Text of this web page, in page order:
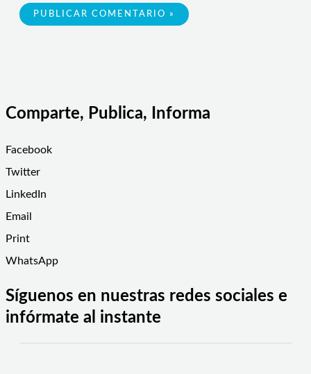
Comparte, Publica, Informa
Facebook
Twitter
LinkedIn
Email
Print
WhatsApp
Síguenos en nuestras redes sociales e
infórmate al instante